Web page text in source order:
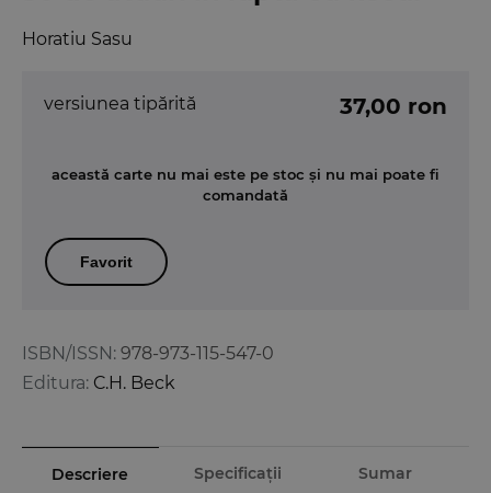
Horatiu Sasu
ISBN/ISSN: 978-973-115-547-0
Editura: C.H. Beck
versiunea tipărită 37,00 ron
această carte nu mai este pe stoc și nu mai poate fi
comandată
Favorit
Descriere
Specificații
Sumar